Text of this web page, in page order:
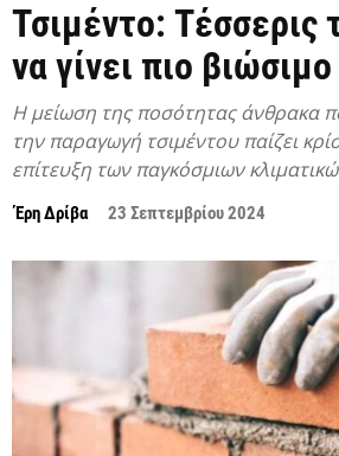
Τσιμέντο: Τέσσερις
να γίνει πιο βιώσιμο
Η μείωση της ποσότητας άνθρακα
την παραγωγή τσιμέντου παίζει
επίτευξη των παγκόσμιων
Έρη Δρίβα 23 Σεπτεμβρίου 2024